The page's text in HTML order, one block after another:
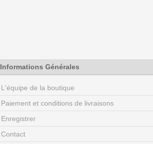
Informations Générales
L'équipe de la boutique
Paiement et conditions de livraisons
Enregistrer
Contact